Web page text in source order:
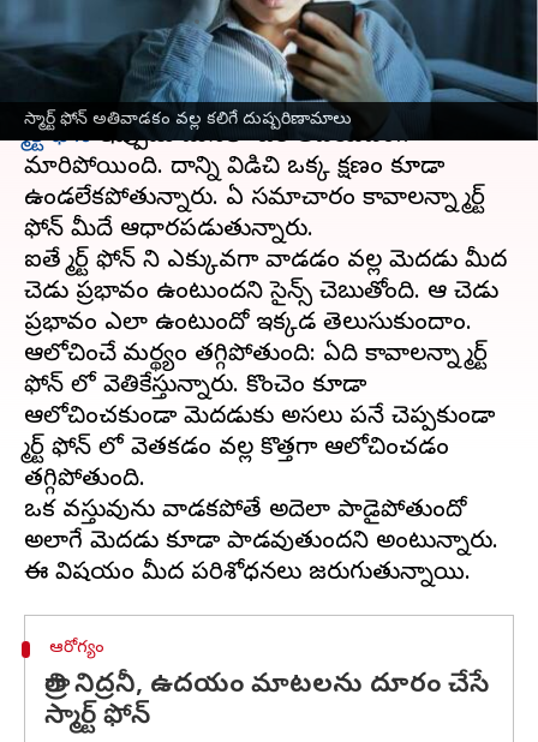
స్మార్ట్ ఫోన్ అతివాడకం వల్ల కలిగే దుష్పరిణామాలు
వ్రాసిన వారు Sriram Pranateja Jan 27, 2023 03:51 pm
ఈ వార్తాకథనం ఏంటి
స్మార్ట్ ఫోన్ఇప్పుడు మనలో ఒక అవయవంగా
మారిపోయింది. దాన్ని విడిచి ఒక్క క్షణం కూడా
ఉండలేకపోతున్నారు. ఏ సమాచారం కావాలన్నా స్మార్ట్
ఫోన్ మీదే ఆధారపడుతున్నారు.
ఐతే స్మార్ట్ ఫోన్ ని ఎక్కువగా వాడడం వల్ల మెదడు మీద
చెడు ప్రభావం ఉంటుందని సైన్స్ చెబుతోంది. ఆ చెడు
ప్రభావం ఎలా ఉంటుందో ఇక్కడ తెలుసుకుందాం.
ఆలోచించే సామర్థ్యం తగ్గిపోతుంది: ఏది కావాలన్నా స్మార్ట్
ఫోన్ లో వెతికేస్తున్నారు. కొంచెం కూడా
ఆలోచించకుండా మెదడుకు అసలు పనే చెప్పకుండా
స్మార్ట్ ఫోన్ లో వెతకడం వల్ల కొత్తగా ఆలోచించడం
తగ్గిపోతుంది.
ఒక వస్తువును వాడకపోతే అదెలా పాడైపోతుందో
అలాగే మెదడు కూడా పాడవుతుందని అంటున్నారు.
ఆరోగ్యం
రాత్రి నిద్రనీ, ఉదయం మాటలను దూరం చేసే
స్మార్ట్ ఫోన్